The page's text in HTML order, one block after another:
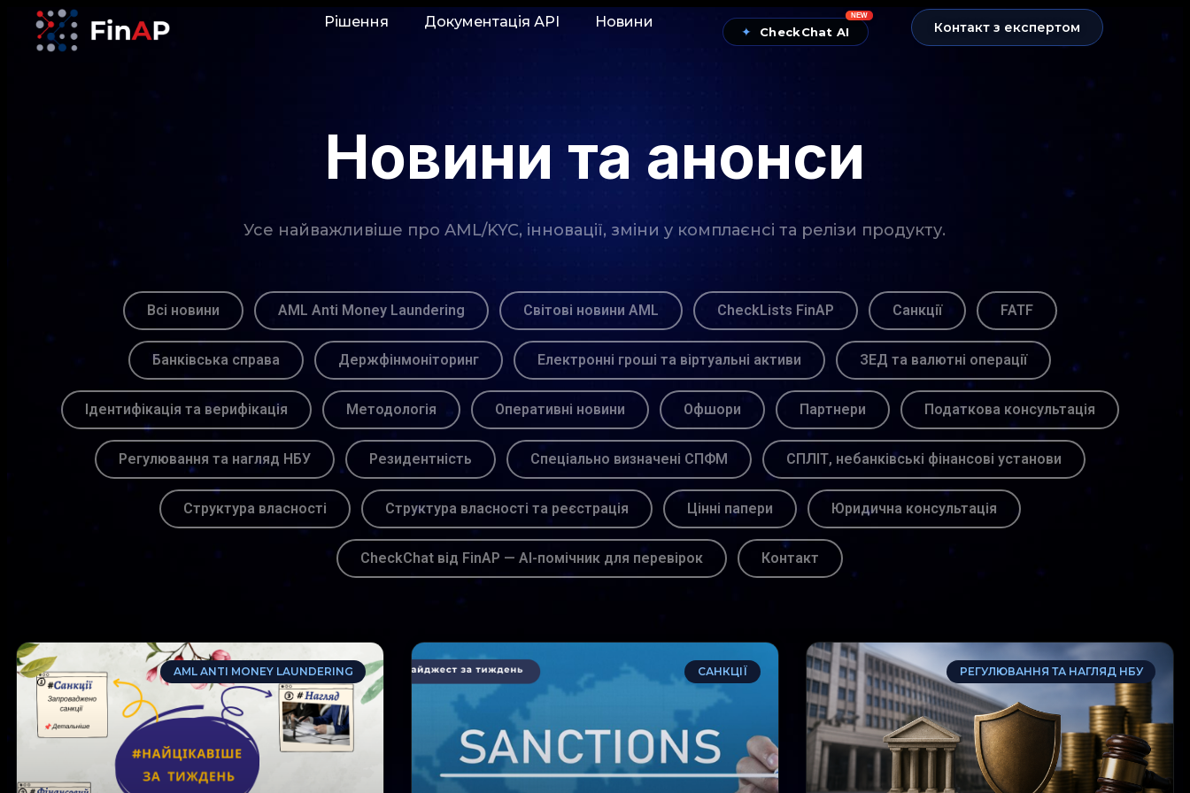
Рішення Документація АРІ Новини
✦ CheckChat AI
NEW
Контакт з експертом
Новини та анонси
Усе найважливіше про AML/KYC, інновації, зміни у комплаєнсі та релізи продукту.
Всі новини AML Anti Money Laundering Світові новини AML CheckLists FinAP Санкції FATF
Банківська справа Держфінмоніторинг Електронні гроші та віртуальні активи ЗЕД та валютні операції
Ідентифікація та верифікація Методологія Оперативні новини Офшори Партнери Податкова консультація
Регулювання та нагляд НБУ Резидентність Спеціально визначені СПФМ СПЛІТ, небанківські фінансові установи
Структура власності Структура власності та реєстрація Цінні папери Юридична консультація
CheckChat від FinAP — AI-помічник для перевірок Контакт
AML ANTI MONEY LAUNDERING САНКЦІЇ РЕГУЛЮВАННЯ ТА НАГЛЯД НБУ